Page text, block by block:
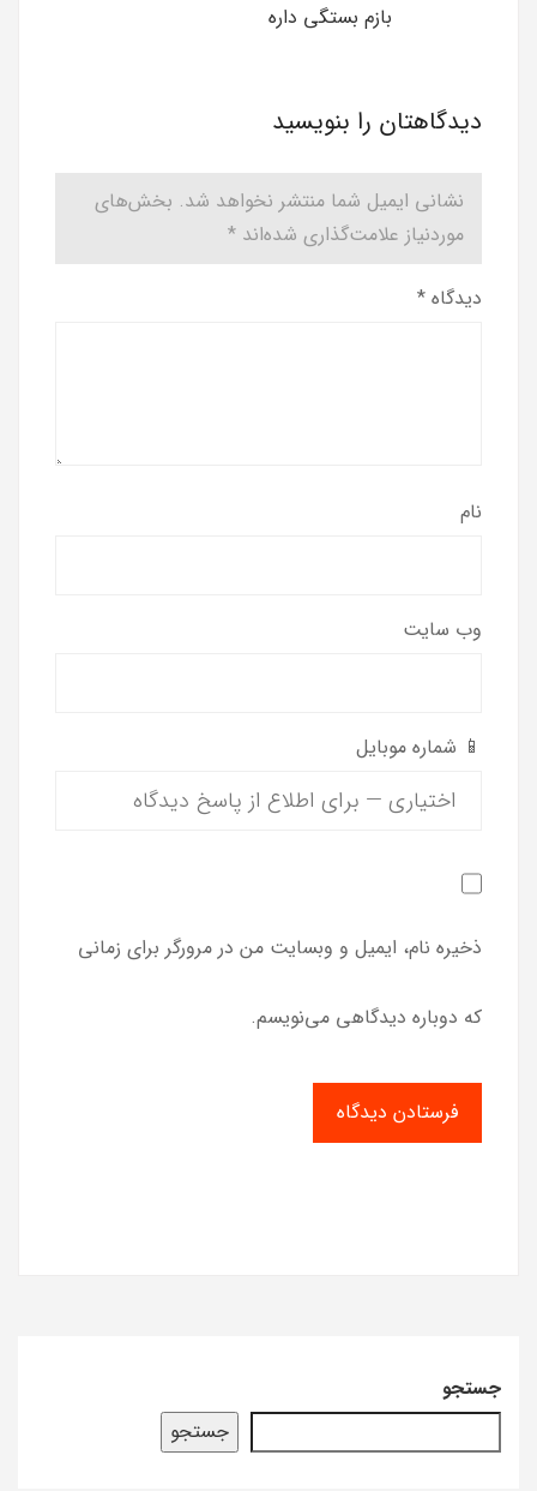
بازم بستگی داره
دیدگاهتان را بنویسید
نشانی ایمیل شما منتشر نخواهد شد. بخش‌های
موردنیاز علامت‌گذاری شده‌اند *
دیدگاه *
نام
وب‌ سایت
📱 شماره موبایل
ذخیره نام، ایمیل و وبسایت من در مرورگر برای زمانی
که دوباره دیدگاهی می‌نویسم.
جستجو
جستجو